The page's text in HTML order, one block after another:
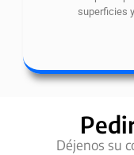
superficies
Déjenos su